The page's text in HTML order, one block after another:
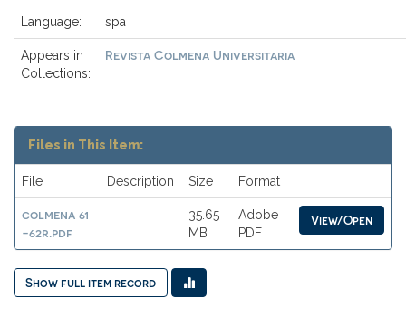
Language: spa
Appears in
Collections:
Revista Colmena Universitaria
Files in This Item:
File Description Size Format
colmena 61
-62r.pdf
35.65
MB
Adobe
PDF
View/Open
Show full item record